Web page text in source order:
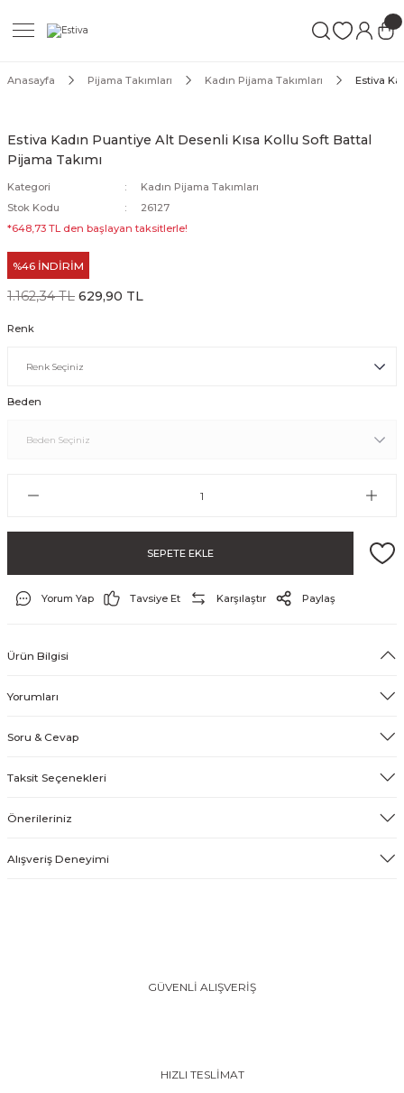
ve Şort
Mayo
Anasayfa Pijama Takımları Kadın Pijama Takımları Estiva
Estiva Kadın Puantiye Alt Desenli Kısa Kollu Soft Battal
Pijama Takımı
Kategori
Kadın Pijama Takımları
Stok Kodu
26127
*648,73 TL den başlayan taksitlerle!
%46 İNDİRİM
1.162,34 TL 629,90 TL
Renk
Beden
SEPETE EKLE
Yorum Yap Tavsiye Et Karşılaştır Paylaş
Ürün Bilgisi
Yorumları
Soru & Cevap
Taksit Seçenekleri
Önerileriniz
Alışveriş Deneyimi
GÜVENLİ ALIŞVERİŞ
HIZLI TESLİMAT